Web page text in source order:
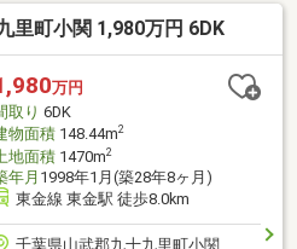
里町小関 1,980万円 6DK
万円
取り 6DK
物面積148.44m2
地面積1470m2
年月 1998年1月(築28年8ヶ月)
東金線 東金駅 徒歩8.0km
千葉県山武郡九十九里町小関